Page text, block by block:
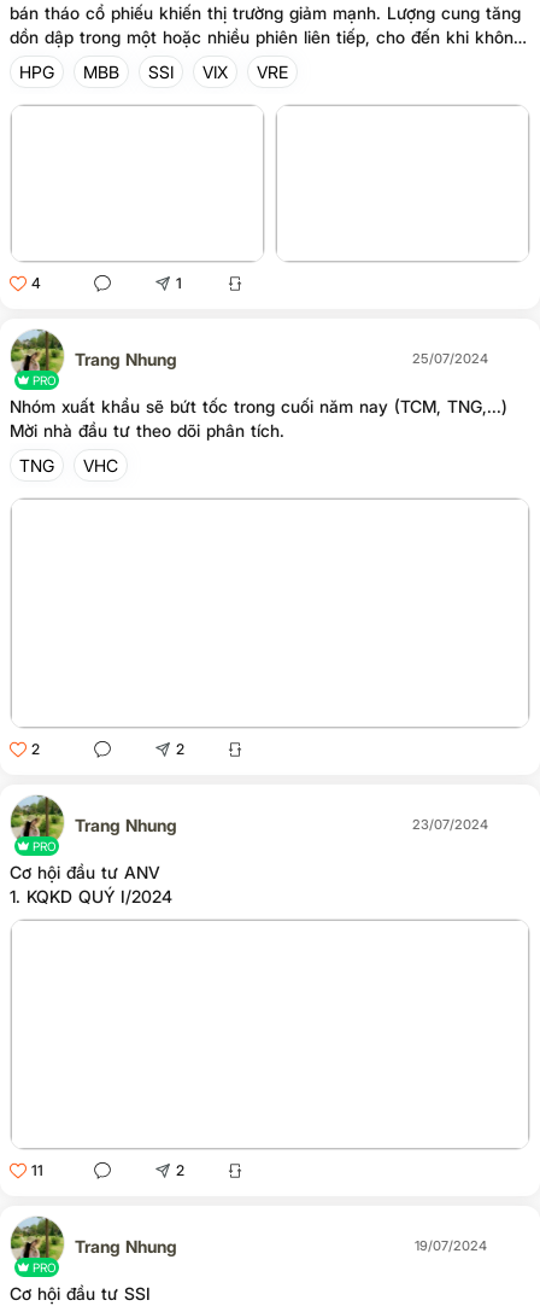
bán tháo cổ phiếu khiến thị trường giảm mạnh. Lượng cung tăng
dồn dập trong một hoặc nhiều phiên liên tiếp, cho đến khi không
còn một ai bán nữa. Vậy NĐT muốn biết nguyên nhân, các ảnh
hưởng, cách nhận biết cũng như mình nên làm gì trong phiên rũ
bỏ của thị trường thì hay đọc tiếp phần dưới đây. 1. Nguyên nhân
HPG MBB SSI VIX VRE
4 1
PRO
Trang Nhung 25/07/2024
Nhóm xuất khẩu sẽ bứt tốc trong cuối năm nay (TCM, TNG,...)
Mời nhà đầu tư theo dõi phân tích.
TNG
VHC
2 2
PRO
Trang Nhung 23/07/2024
Cơ hội đầu tư ANV
1. KQKD QUÝ I/2024
11 2
PRO
Trang Nhung 19/07/2024
Cơ hội đầu tư SSI